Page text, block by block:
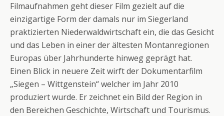
Filmaufnahmen geht dieser Film gezielt auf die
einzigartige Form der damals nur im Siegerland
praktizierten Niederwaldwirtschaft ein, die das Gesicht
und das Leben in einer der ältesten Montanregionen
Europas über Jahrhunderte hinweg geprägt hat.
Einen Blick in neuere Zeit wirft der Dokumentarfilm
„Siegen – Wittgenstein“ welcher im Jahr 2010
produziert wurde. Er zeichnet ein Bild der Region in
den Bereichen Geschichte, Wirtschaft und Tourismus.